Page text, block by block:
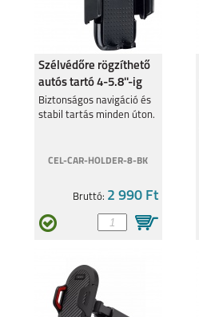
Szélvédőre rögzíthető
autós tartó 4-5.8''-ig
Biztonságos navigáció és
stabil tartás minden úton.
CEL-CAR-HOLDER-8-BK
Bruttó: 2 990 Ft